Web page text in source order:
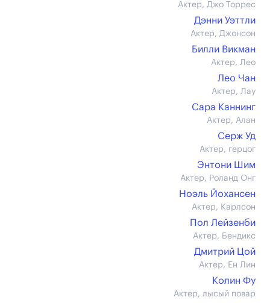
Актер, Джо Торрес
Дэнни Уэттли
Актер, Джонсон
Билли Викман
Актер, Лео
Лео Чан
Актер, Лау
Сара Каннинг
Актер, Алан
Серж Уд
Актер, герцог
Энтони Шим
Актер, Роланд Онг
Ноэль Йохансен
Актер, Карлсон
Пол Лейзенби
Актер, Бендикс
Дмитрий Цой
Актер, Ен Лин
Колин Фу
Актер, лысый повар